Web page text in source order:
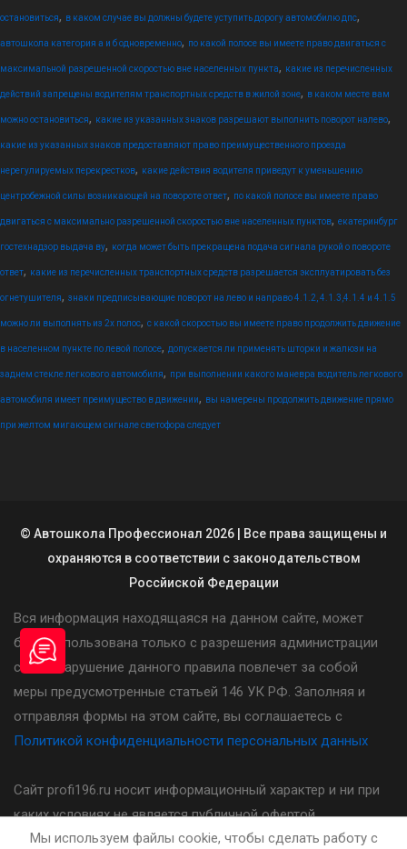
остановиться, в каком случае вы должны будете уступить дорогу автомобилю дпс,
автошкола категория а и б одновременно, по какой полосе вы имеете право двигаться с
максимальной разрешенной скоростью вне населенных пункта, какие из перечисленных
действий запрещены водителям транспортных средств в жилой зоне, в каком месте вам
можно остановиться, какие из указанных знаков разрешают выполнить поворот налево,
какие из указанных знаков предоставляют право преимущественного проезда
нерегулируемых перекрестков, какие действия водителя приведут к уменьшению
центробежной силы возникающей на повороте ответ, по какой полосе вы имеете право
двигаться с максимально разрешенной скоростью вне населенных пунктов, екатеринбург
гостехнадзор выдача ву, когда может быть прекращена подача сигнала рукой о повороте
ответ, какие из перечисленных транспортных средств разрешается эксплуатировать без
огнетушителя, знаки предписывающие поворот на лево и направо 4.1.2, 4.1.3,4.1.4 и 4.1.5
можно ли выполнять из 2х полос, с какой скоростью вы имеете право продолжить движение
в населенном пункте по левой полосе, допускается ли применять шторки и жалюзи на
заднем стекле легкового автомобиля, при выполнении какого маневра водитель легкового
автомобиля имеет преимущество в движении, вы намерены продолжить движение прямо
при желтом мигающем сигнале светофора следует
© Автошкола Профессионал 2026 | Все права защищены и
охраняются в соответствии с законодательством
Россйиской Федерации
Вся информация находящаяся на данном сайте, может
быть использована только с разрешения администрации
сайта. Нарушение данного правила повлечет за собой
меры предусмотренные статьей 146 УК РФ. Заполняя и
отправляя формы на этом сайте, вы соглашаетесь с
Политикой конфиденциальности персональных данных
Сайт profi196.ru носит информационный характер и ни при
каких условиях не является публичной офертой,
определяемой положениями статьи 437(2) Гражданского
Мы используем файлы cookie, чтобы сделать работу с